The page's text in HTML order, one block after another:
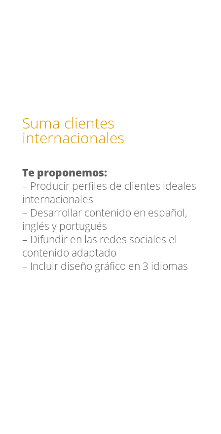
Suma clientes
internacionales
Te proponemos:
– Producir perfiles de clientes ideales
internacionales
– Desarrollar contenido en español,
inglés y portugués
– Difundir en las redes sociales el
contenido adaptado
– Incluir diseño gráfico en 3 idiomas